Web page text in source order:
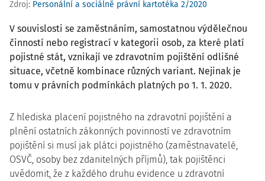
Zdroj: Personální a sociálně právní kartotéka 2/2020
V souvislosti se zaměstnáním, samostatnou výdělečnou
činností nebo registrací v kategorii osob, za které platí
pojistné stát, vznikají ve zdravotním pojištění odlišné
situace, včetně kombinace různých variant. Nejinak je
tomu v právních podmínkách platných po 1. 1. 2020.
Z hlediska placení pojistného na zdravotní pojištění a
plnění ostatních zákonných povinností ve zdravotním
pojištění si musí jak plátci pojistného (zaměstnavatelé,
OSVČ, osoby bez zdanitelných příjmů), tak pojištěnci
uvědomit, že z každého druhu evidence u zdravotní